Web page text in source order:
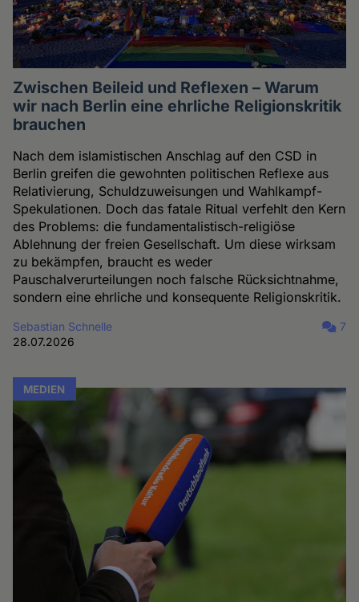
Zwischen Beileid und Reflexen – Warum
wir nach Berlin eine ehrliche Religionskritik
brauchen
Nach dem islamistischen Anschlag auf den CSD in
Berlin greifen die gewohnten politischen Reflexe aus
Relativierung, Schuldzuweisungen und Wahlkampf-
Spekulationen. Doch das fatale Ritual verfehlt den Kern
des Problems: die fundamentalistisch-religiöse
Ablehnung der freien Gesellschaft. Um diese wirksam
zu bekämpfen, braucht es weder
Pauschalverurteilungen noch falsche Rücksichtnahme,
sondern eine ehrliche und konsequente Religionskritik.
Sebastian Schnelle
28.07.2026
7
MEDIEN